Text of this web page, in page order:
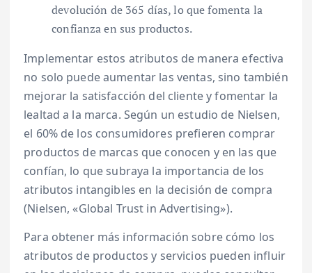
devolución de 365 días, lo que fomenta la
confianza en sus productos.
Implementar estos atributos de manera efectiva
no solo puede aumentar las ventas, sino también
mejorar la satisfacción del cliente y fomentar la
lealtad a la marca. Según un estudio de Nielsen,
el 60% de los consumidores prefieren comprar
productos de marcas que conocen y en las que
confían, lo que subraya la importancia de los
atributos intangibles en la decisión de compra
(Nielsen, «Global Trust in Advertising»).
Para obtener más información sobre cómo los
atributos de productos y servicios pueden influir